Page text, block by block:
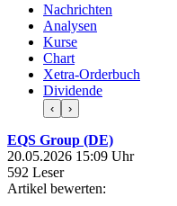
Nachrichten
Analysen
Kurse
Chart
Xetra-Orderbuch
Dividende
‹ ›
EQS Group (DE)
20.05.2026 15:09 Uhr
592 Leser
Artikel bewerten: